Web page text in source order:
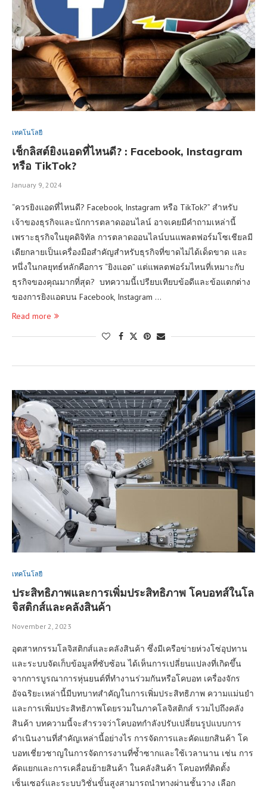
เทคโนโลยี
เช็กลิสต์ยิงแอดที่ไหนดี? : Facebook, Instagram
หรือ TikTok?
January 9, 2024
“ควรยิงแอดที่ไหนดี? Facebook, Instagram หรือ TikTok?” สำหรับ
เจ้าของธุรกิจและนักการตลาดออนไลน์ อาจเคยมีคำถามเหล่านี้
เพราะธุรกิจในยุคดิจิทัล การตลาดออนไลน์บนแพลตฟอร์มโซเชียลมี
เดียกลายเป็นเครื่องมือสำคัญสำหรับธุรกิจที่ขาดไม่ได้เด็ดขาด และ
หนึ่งในกลยุทธ์หลักคือการ “ยิงแอด” แต่แพลตฟอร์มไหนที่เหมาะกับ
ธุรกิจของคุณมากที่สุด? บทความนี้เปรียบเทียบข้อดีและข้อแตกต่าง
ของการยิงแอดบน Facebook, Instagram …
Read more
เทคโนโลยี
ประสิทธิภาพและการเพิ่มประสิทธิภาพ โคบอทส์ในโล
จิสติกส์และคลังสินค้า
November 2, 2023
อุตสาหกรรมโลจิสติกส์และคลังสินค้า ซึ่งมีเครือข่ายห่วงโซ่อุปทาน
และระบบจัดเก็บข้อมูลที่ซับซ้อน ได้เห็นการเปลี่ยนแปลงที่เกิดขึ้น
จากการบูรณาการหุ่นยนต์ที่ทำงานร่วมกันหรือโคบอท เครื่องจักร
อัจฉริยะเหล่านี้มีบทบาทสำคัญในการเพิ่มประสิทธิภาพ ความแม่นยำ
และการเพิ่มประสิทธิภาพโดยรวมในภาคโลจิสติกส์ รวมไปถึงคลัง
สินค้า บทความนี้จะสำรวจว่าโคบอทกำลังปรับเปลี่ยนรูปแบบการ
ดำเนินงานที่สำคัญเหล่านี้อย่างไร การจัดการและคัดแยกสินค้า โค
บอทเชี่ยวชาญในการจัดการงานที่ซ้ำซากและใช้เวลานาน เช่น การ
คัดแยกและการเคลื่อนย้ายสินค้า ในคลังสินค้า โคบอทที่ติดตั้ง
เซ็นเซอร์และระบบวิชั่นขั้นสูงสามารถนำทางผ่านชั้นวาง เลือก